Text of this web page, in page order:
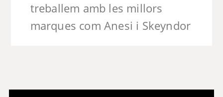
treballem amb les millors
marques com Anesi i Skeyndor